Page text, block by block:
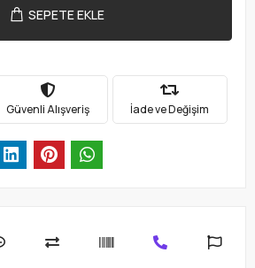
SEPETE EKLE
Güvenli Alışveriş İade ve Değişim